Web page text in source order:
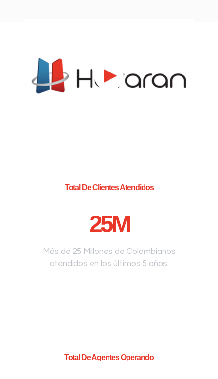
Total De Clientes Atendidos
25M
Más de 25 Millones de Colombianos
atendidos en los últimos 5 años.
Total De Agentes Operando